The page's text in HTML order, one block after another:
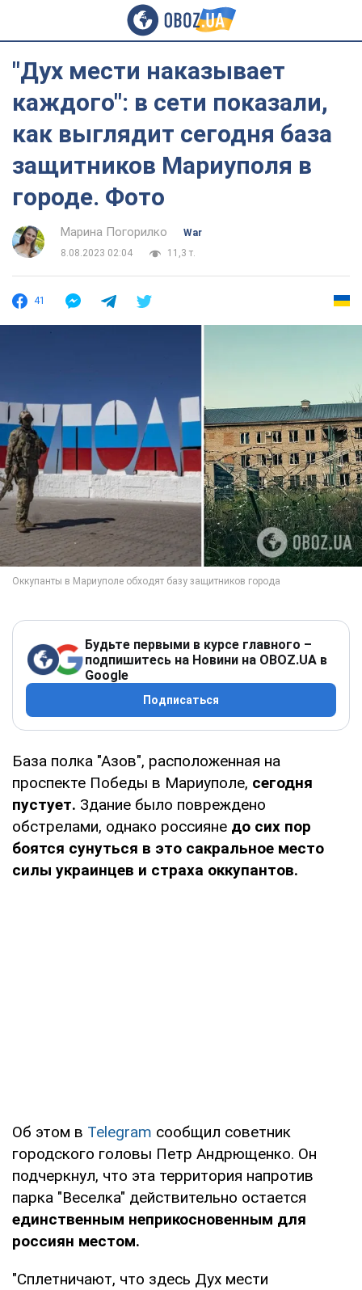
"Дух мести наказывает
каждого": в сети показали,
как выглядит сегодня база
защитников Мариуполя в
городе. Фото
Марина Погорилко
War
8.08.2023 02:04
11,3 т.
41
Будьте первыми в курсе главного –
подпишитесь на Новини на OBOZ.UA в
Google
Подписаться
База полка "Азов", расположенная на
проспекте Победы в Мариуполе, сегодня
пустует. Здание было повреждено
обстрелами, однако россияне до сих пор
боятся сунуться в это сакральное место
силы украинцев и страха оккупантов.
Об этом в Telegram сообщил советник
городского головы Петр Андрющенко. Он
подчеркнул, что эта территория напротив
парка "Веселка" действительно остается
единственным неприкосновенным для
россиян местом.
"Сплетничают, что здесь Дух мести